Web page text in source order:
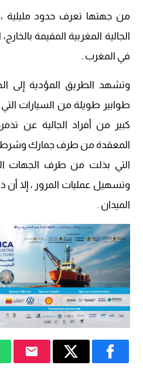
من جهتها تعرف حدود مليلية
الجالية المغربية المقيمة
في المغرب .
وتشهد الطريق المؤدية إلى
طوابير طويلة من السيارات
كبير من أفراد الجالية عن
المعقدة من طرف جمارك
التي بذلت من طرف الجهات
وتسهيل عمليات المرور ، إلا أن
الميدان .